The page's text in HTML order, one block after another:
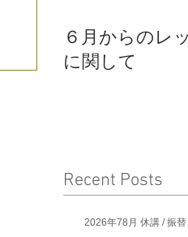
６月からのレ
に関して
Recent Posts
2026年78月 休講 / 振替